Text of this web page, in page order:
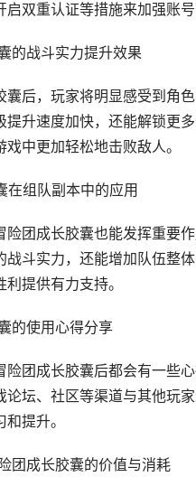
双重认证等措施来加强账号
的战斗实力提升效果
囊后，玩家将明显感受到角
提升速度加快，还能解锁更
中更加轻松地击败敌人。
在组队副本中的应用
险团成长胶囊也能发挥重要
战斗实力，还能增加队伍整
提供有力支持。
的使用心得分享
险团成长胶囊后都会有一些
论坛、社区等渠道与其他玩
提升。
团成长胶囊的价值与消耗